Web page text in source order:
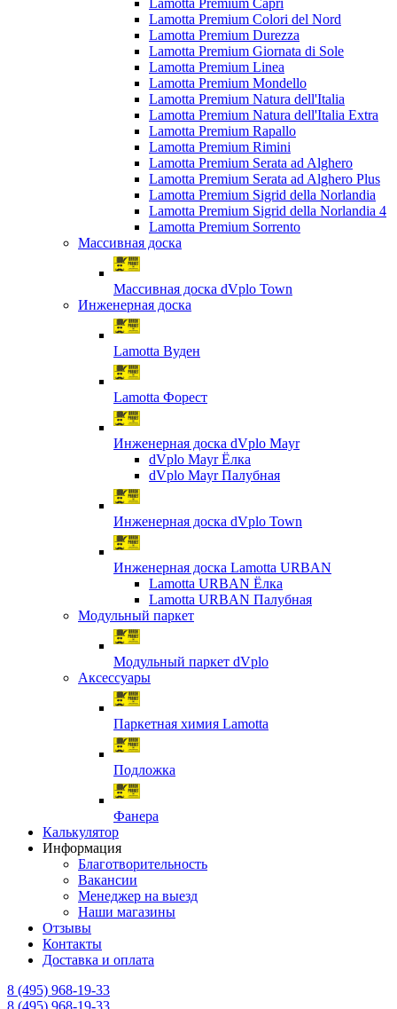
Lamotta Premium Capri
Lamotta Premium Colori del Nord
Lamotta Premium Durezza
Lamotta Premium Giornata di Sole
Lamotta Premium Linea
Lamotta Premium Mondello
Lamotta Premium Natura dell'Italia
Lamotta Premium Natura dell'Italia Extra
Lamotta Premium Rapallo
Lamotta Premium Rimini
Lamotta Premium Serata ad Alghero
Lamotta Premium Serata ad Alghero Plus
Lamotta Premium Sigrid della Norlandia
Lamotta Premium Sigrid della Norlandia 4
Lamotta Premium Sorrento
Массивная доска
Массивная доска dVplo Town
Инженерная доска
Lamotta Вуден
Lamotta Форест
Инженерная доска dVplo Mayr
dVplo Mayr Ёлка
dVplo Mayr Палубная
Инженерная доска dVplo Town
Инженерная доска Lamotta URBAN
Lamotta URBAN Ёлка
Lamotta URBAN Палубная
Модульный паркет
Модульный паркет dVplo
Аксессуары
Паркетная химия Lamotta
Подложка
Фанера
Калькулятор
Информация
Благотворительность
Вакансии
Менеджер на выезд
Наши магазины
Отзывы
Контакты
Доставка и оплата
8 (495) 968-19-33
8 (495) 968-19-33